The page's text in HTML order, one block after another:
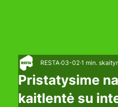
Pristatysime
kaitlentė su
RESTA 03-02 1 min.